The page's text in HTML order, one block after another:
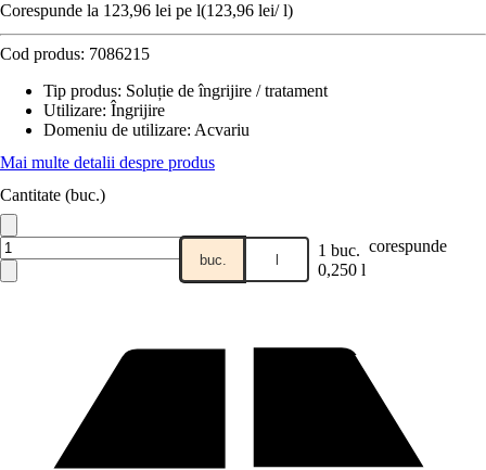
Corespunde la 123,96 lei pe l(123,96 lei/ l)
Cod produs: 7086215
Tip produs: Soluție de îngrijire / tratament
Utilizare: Îngrijire
Domeniu de utilizare: Acvariu
Mai multe detalii despre produs
Cantitate (buc.)
buc. l 1 buc. corespunde
0,250 l